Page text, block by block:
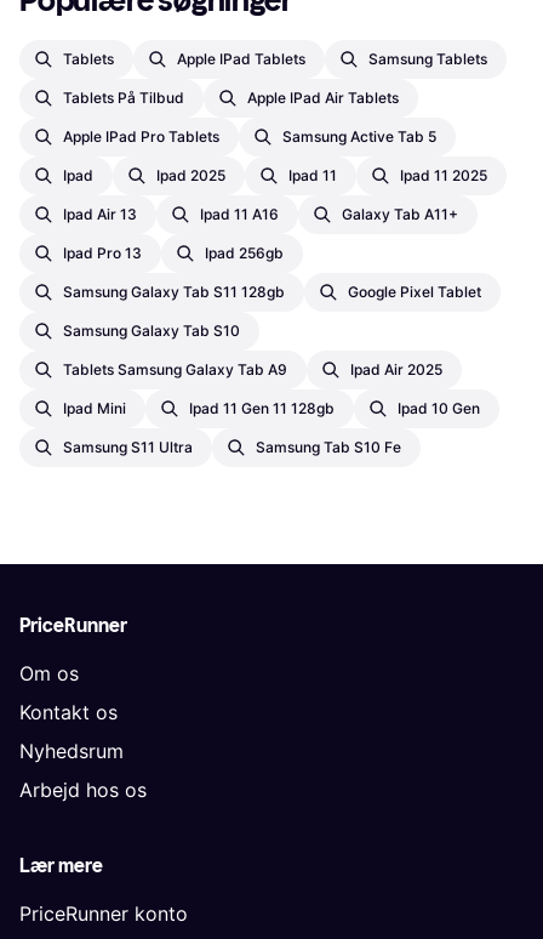
Tablets Apple IPad Tablets Samsung Tablets
Tablets På Tilbud Apple IPad Air Tablets
Apple IPad Pro Tablets Samsung Active Tab 5
Ipad Ipad 2025 Ipad 11 Ipad 11 2025
Ipad Air 13 Ipad 11 A16 Galaxy Tab A11+
Ipad Pro 13 Ipad 256gb
Samsung Galaxy Tab S11 128gb Google Pixel Tablet
Samsung Galaxy Tab S10
Tablets Samsung Galaxy Tab A9 Ipad Air 2025
Ipad Mini Ipad 11 Gen 11 128gb Ipad 10 Gen
Samsung S11 Ultra Samsung Tab S10 Fe
PriceRunner
Om os
Kontakt os
Nyhedsrum
Arbejd hos os
Lær mere
PriceRunner konto